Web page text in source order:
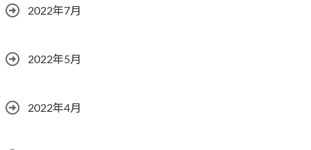
2022年7月
2022年5月
2022年4月